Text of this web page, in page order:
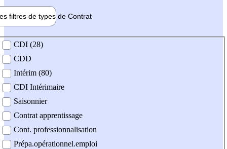
filtres de types de Contrat
contrat
CDI (28)
CDD
Intérim (80)
CDI Intérimaire
Saisonnier
Contrat apprentissage
Cont. professionnalisation
Prépa.opérationnel.emploi